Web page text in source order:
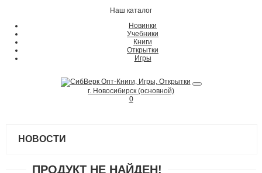
Наш каталог
Новинки
Учебники
Книги
Открытки
Игры
г. Новосибирск (основной)
0
НОВОСТИ
ПРОДУКТ НЕ НАЙДЕН!